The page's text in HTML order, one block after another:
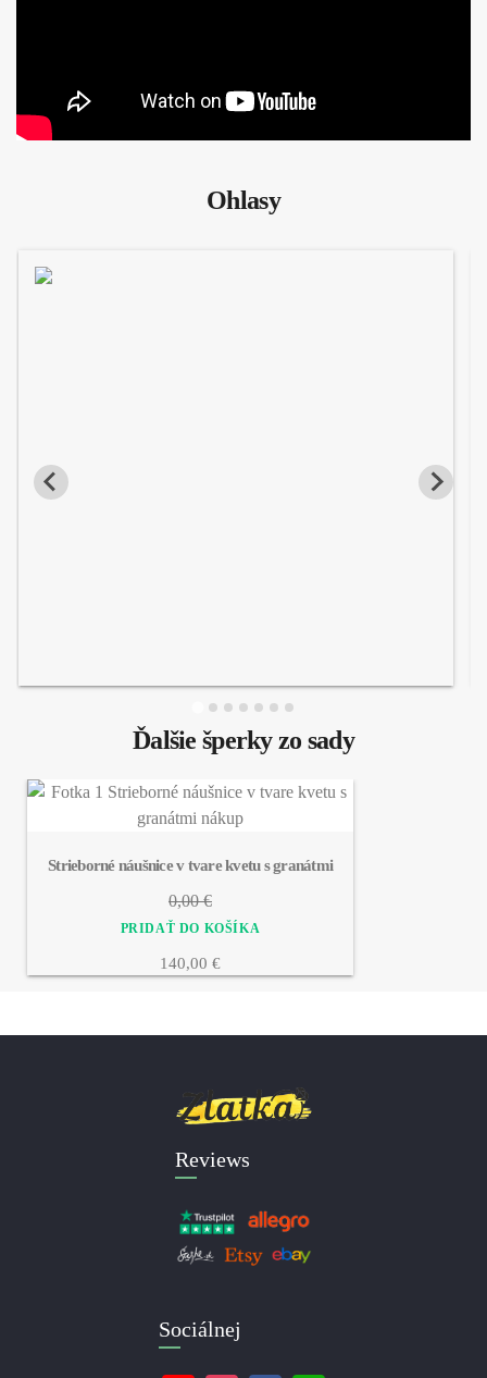
Ohlasy
Ďalšie šperky zo sady
Strieborné náušnice v tvare kvetu s granátmi
0,00 €
140,00 €
Reviews
Sociálnej